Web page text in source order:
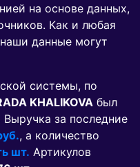
на основе данных,
Как и любая
данные могут
системы, по
KHALIKOVA был
Выручка за последние
, а количество
шт. Артикулов